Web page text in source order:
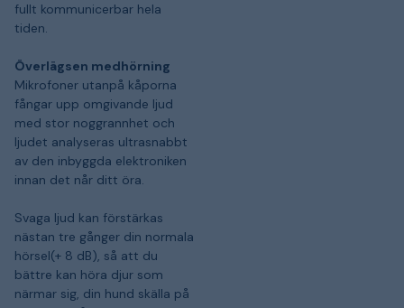
fullt kommunicerbar hela
tiden.
Överlägsen medhörning
Mikrofoner utanpå kåporna
fångar upp omgivande ljud
med stor noggrannhet och
ljudet analyseras ultrasnabbt
av den inbyggda elektroniken
innan det når ditt öra.
Svaga ljud kan förstärkas
nästan tre gånger din normala
hörsel(+ 8 dB), så att du
bättre kan höra djur som
närmar sig, din hund skälla på